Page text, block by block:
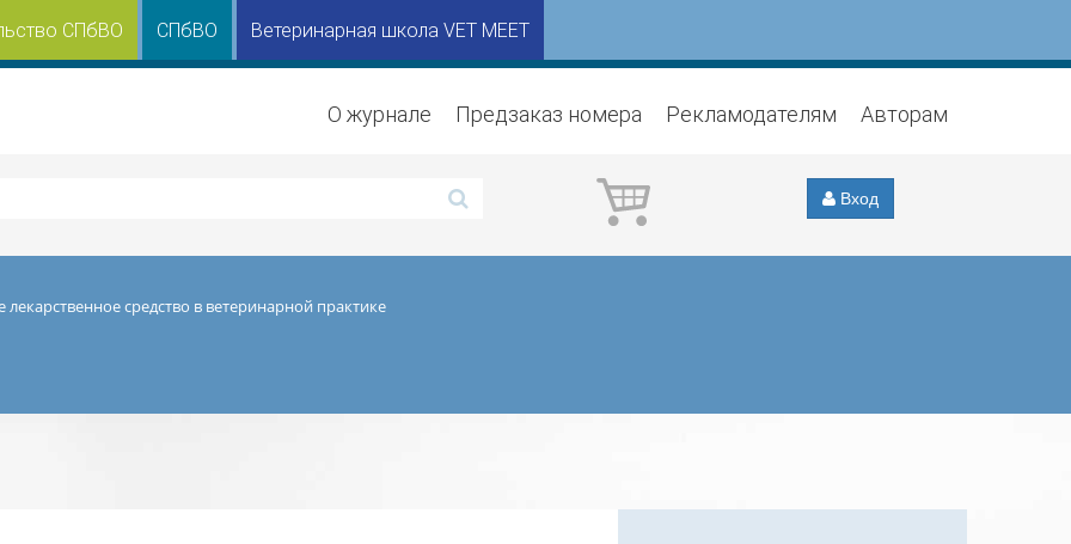
СПбВО СПбВО Ветеринарная школа VET MEET
О журнале Предзаказ номера Рекламодателям Авторам
Вход
средство в ветеринарной практике